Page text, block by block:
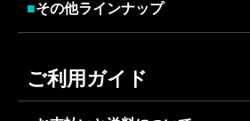
■その他ラインナップ
ご利用ガイド